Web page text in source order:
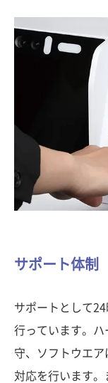
サポート体制
サポートとして
行っています。
守、ソフトウエ
対応を行います